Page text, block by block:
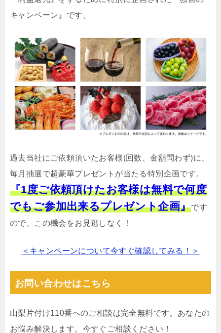
キャンペーン』です。
過去当社にご依頼頂いたお客様(回数、金額問わず)に、
毎月抽選で超豪華プレゼントが当たる特別企画です。
『1度ご依頼頂けたお客様は無料で何度
でもご参加出来るプレゼント企画』です
ので、この機会をお見逃しなく！
＜キャンペーンについて今すぐ確認してみる！＞
お問い合わせはこちら
山梨片付け110番へのご相談は完全無料です。あなたの
お悩み解決します。今すぐご相談ください！